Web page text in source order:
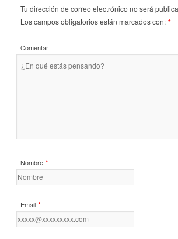
Tu dirección de correo electrónico no será
Los campos obligatorios están marcados con: *
Comentar
Nombre *
Email *